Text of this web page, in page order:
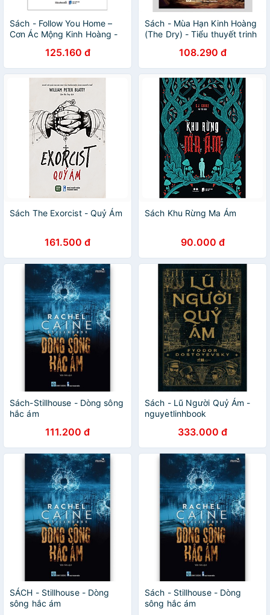
Sách - Follow You Home –
Cơn Ác Mộng Kinh Hoàng -
125.160 đ
Sách - Mùa Hạn Kinh Hoàng
(The Dry) - Tiểu thuyết trinh
108.290 đ
Sách The Exorcist - Quỷ Ám
161.500 đ
Sách Khu Rừng Ma Ám
90.000 đ
Sách-Stillhouse - Dòng sông
hắc ám
111.200 đ
Sách - Lũ Người Quỷ Ám -
nguyetlinhbook
333.000 đ
SÁCH - Stillhouse - Dòng
sông hắc ám
Sách - Stillhouse - Dòng
sông hắc ám